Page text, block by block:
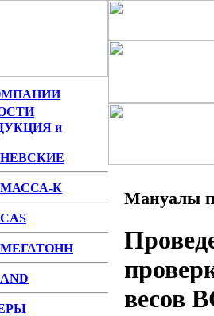
и
К
Мануалы
весов